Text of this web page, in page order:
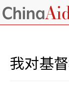
我对基